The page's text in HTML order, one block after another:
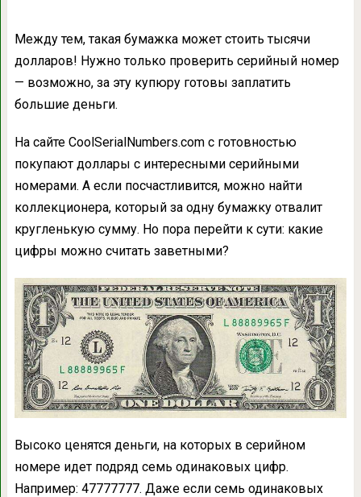
Между тем, такая бумажка может стоить тысячи
долларов! Нужно только проверить серийный номер
— возможно, за эту купюру готовы заплатить
большие деньги.
На сайте CoolSerialNumbers.com с готовностью
покупают доллары с интересными серийными
номерами. А если посчастливится, можно найти
коллекционера, который за одну бумажку отвалит
кругленькую сумму. Но пора перейти к сути: какие
цифры можно считать заветными?
Высоко ценятся деньги, на которых в серийном
номере идет подряд семь одинаковых цифр.
Например: 47777777. Даже если семь одинаковых